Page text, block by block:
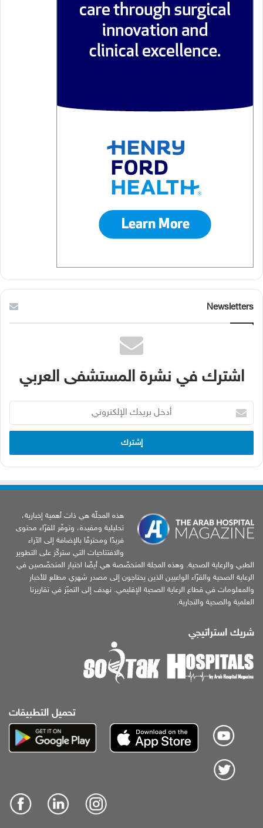
Newsletters
اشترك في نشرة المستشفى العربي
بريدك
الإلكتروني
هذه المجلّة هي ذات أهمية إخبارية،
تحليلية ومفيدة، وتوفّر للقرّاء محتوى
فريدًا ومحترفًا بالإضافة إلى الآراء
والافتتاحيات التي ستركّز على التطوير
الطبي والرعاية الصحية. وهذه المجلة المتخصّصة هي أيضًا اختيار المتخصّصين في
الرعاية الصحية والقرّاء الواعيين الذين يحتاجون إلى مصدر شهري مطلع للأخبار
والمعلومات في قطاع الرعاية الصحية الإقليمي. نهدف إلى التميّز في تقاريرنا
العلمية والصحية والتجارية.
شريك استراتيجي
تحميل التطبيقات